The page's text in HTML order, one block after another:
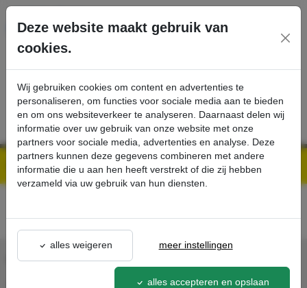
Ga direct naar de hoofdinhoud van deze pagina.
SERVICE PRODUCTEN CONTACT
Kärcher Professional Webshop | Scherpe prijzen & Snel geleverd Acties - Exclusieve Kortingen & Promoties best-buy detail - - Kärcher Professional Webshop
CONTACT
Deze website maakt gebruik van
cookies.
Wij gebruiken cookies om content en advertenties te
personaliseren, om functies voor sociale media aan te bieden
en om ons websiteverkeer te analyseren. Daarnaast delen wij
informatie over uw gebruik van onze website met onze
partners voor sociale media, advertenties en analyse. Deze
partners kunnen deze gegevens combineren met andere
informatie die u aan hen heeft verstrekt of die zij hebben
verzameld via uw gebruik van hun diensten.
alles weigeren meer instellingen
alles accepteren en opslaan